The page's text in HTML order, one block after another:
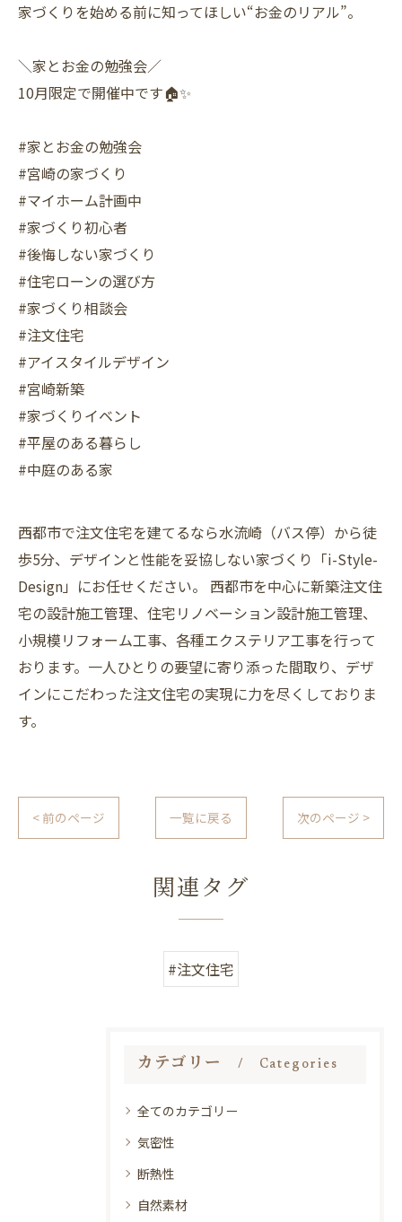
家づくりを始める前に知ってほしい“お金のリアル”。
＼家とお金の勉強会／
10月限定で開催中です🏠✨
#家とお金の勉強会
#宮崎の家づくり
#マイホーム計画中
#家づくり初心者
#後悔しない家づくり
#住宅ローンの選び方
#家づくり相談会
#注文住宅
#アイスタイルデザイン
#宮崎新築
#家づくりイベント
#平屋のある暮らし
#中庭のある家
西都市で注文住宅を建てるなら水流崎（バス停）から徒
歩5分、デザインと性能を妥協しない家づくり「i-Style-
Design」にお任せください。 西都市を中心に新築注文住
宅の設計施工管理、住宅リノベーション設計施工管理、
小規模リフォーム工事、各種エクステリア工事を行って
おります。一人ひとりの要望に寄り添った間取り、デザ
インにこだわった注文住宅の実現に力を尽くしておりま
す。
< 前のページ 一覧に戻る 次のページ >
関連タグ
#注文住宅
カテゴリー Categories
全てのカテゴリー
気密性
断熱性
自然素材